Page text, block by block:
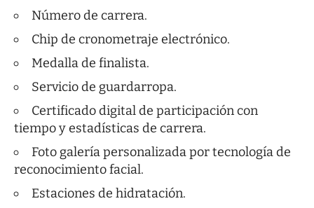
Número de carrera.
Chip de cronometraje electrónico.
Medalla de finalista.
Servicio de guardarropa.
Certificado digital de participación con
tiempo y estadísticas de carrera.
Foto galería personalizada por tecnología de
reconocimiento facial.
Estaciones de hidratación.